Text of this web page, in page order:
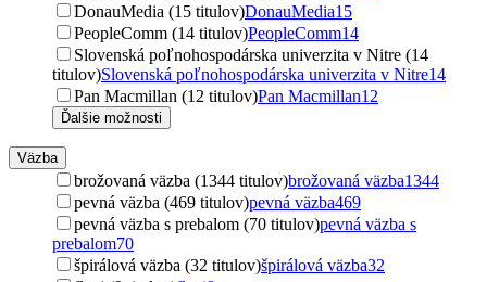
DonauMedia (15 titulov)DonauMedia15
PeopleComm (14 titulov)PeopleComm14
Slovenská poľnohospodárska univerzita v Nitre (14
titulov)Slovenská poľnohospodárska univerzita v Nitre14
Pan Macmillan (12 titulov)Pan Macmillan12
Ďalšie možnosti
Väzba
brožovaná väzba (1344 titulov)brožovaná väzba1344
pevná väzba (469 titulov)pevná väzba469
pevná väzba s prebalom (70 titulov)pevná väzba s
prebalom70
špirálová väzba (32 titulov)špirálová väzba32